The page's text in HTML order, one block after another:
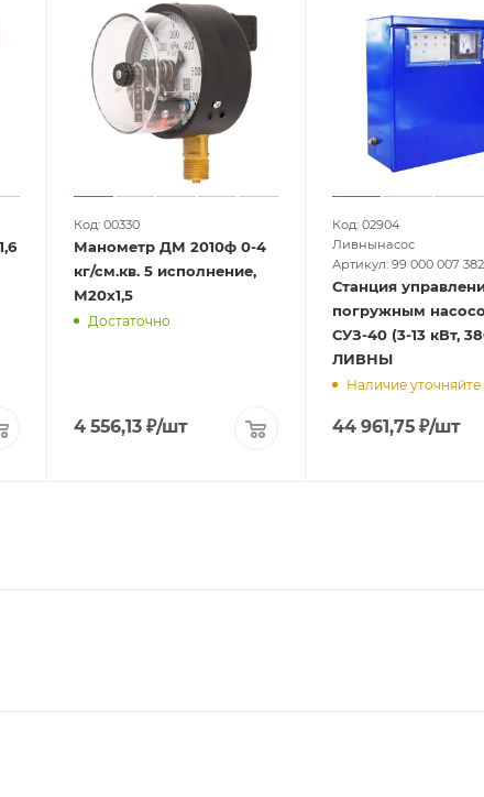
Код: 00330
Манометр ДМ 2010ф 0-4
кг/см.кв. 5 исполнение,
М20х1,5
Достаточно
4 556,13 ₽/шт
Код: 02904
Ливнынасос
Артикул: 99 000 007 382
Станция
погружным
СУЗ-40 (3-13 кВт,
ЛИВНЫ
Наличие уточняйте
44 961,75₽/шт